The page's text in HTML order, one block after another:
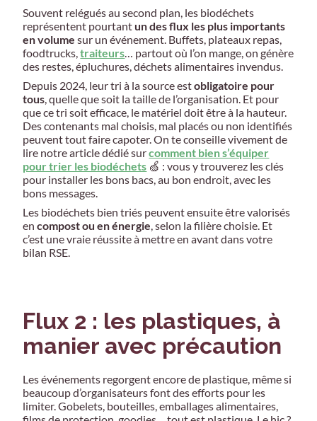
Souvent relégués au second plan, les biodéchets
représentent pourtant un des flux les plus importants
en volume sur un événement. Buffets, plateaux repas,
foodtrucks,traiteurs… partout où l’on mange, on génère
des restes, épluchures, déchets alimentaires invendus.
Depuis 2024, leur tri à la source estobligatoire pour
tous, quelle que soit la taille de l’organisation. Et pour
que ce tri soit efficace, le matériel doit être à la hauteur.
Des contenants mal choisis, mal placés ou non identifiés
peuvent tout faire capoter. On te conseille vivement de
lire notre article dédié surcomment bien s’équiper
pour trier les biodéchets 🍏 : vous y trouverez les clés
pour installer les bons bacs, au bon endroit, avec les
bons messages.
Les biodéchets bien triés peuvent ensuite être valorisés
encompost ou en énergie, selon la filière choisie. Et
c’est une vraie réussite à mettre en avant dans votre
bilan RSE.
Flux 2 : les plastiques, à
manier avec précaution
Les événements regorgent encore de plastique, même si
beaucoup d’organisateurs font des efforts pour les
limiter. Gobelets, bouteilles, emballages alimentaires,